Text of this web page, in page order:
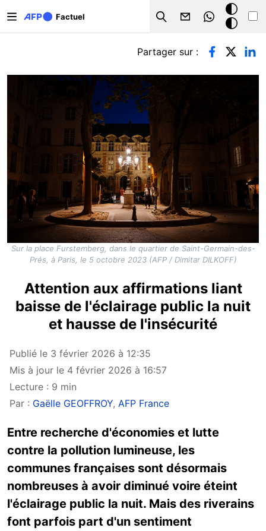
Factuel
Search
Mode
sombre
Onglets principaux
Partager sur :
Sur la place Furstemberg, dans le quartier de Saint-Germain-des-
Prés, à Paris, le 5 octobre 2023 (AFP / Dimitar DILKOFF)
Attention aux affirmations liant
baisse de l'éclairage public la nuit
et hausse de l'insécurité
Publié le 3 février 2026 à 12:35
Mis à jour le 4 février 2026 à 16:57
Lecture : 9 min
Par : Gaëlle GEOFFROY, AFP France
Entre recherche d'économies et lutte
contre la pollution lumineuse, les
communes françaises sont désormais
nombreuses à avoir diminué voire éteint
l'éclairage public la nuit. Mais des riverains
font parfois part d'un sentiment